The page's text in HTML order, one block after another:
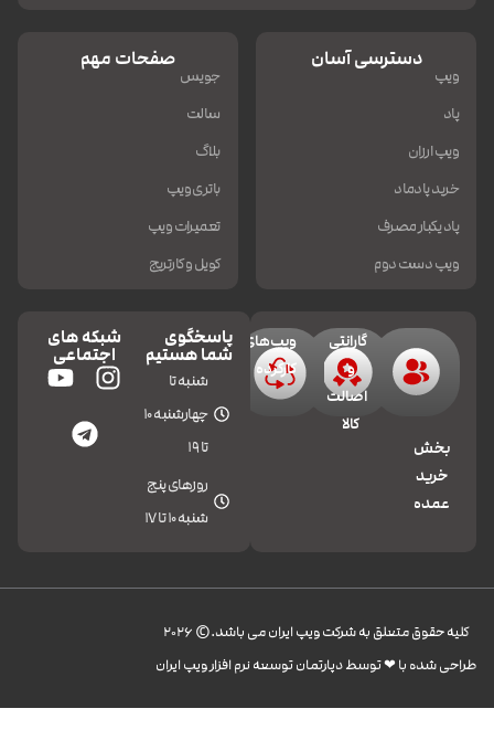
دسترسی آسان
ویپ
پاد
ویپ ارزان
خرید پادماد
پاد یکبار مصرف
ویپ دست دوم
صفحات مهم
جویس
سالت
بلاگ
باتری ویپ
تعمیرات ویپ
کویل و کارتریج
بخش
خرید
عمده
گارانتی
و
اصالت
کالا
ویپ‌های
کارکرده
پاسخگوی
شما هستیم
شنبه تا
چهارشنبه 10
تا 19
روزهای پنج
شنبه 10 تا 17
شبکه های
اجتماعی
کليه حقوق متعلق به شرکت ویپ ایران می باشد.© 2026
طراحی شده با ❤︎ توسط دپارتمان توسعه نرم افزار ویپ ایران